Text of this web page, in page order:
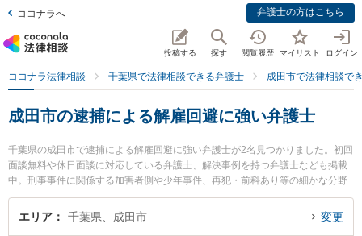
ココナラへ 弁護士の方はこちら
投稿する 探す 閲覧履歴 マイリスト ログイン
ココナラ法律相談 千葉県で法律相談できる弁護士 成田市で法律相談で
成田市の逮捕による解雇回避に強い弁護士
千葉県の成田市で逮捕による解雇回避に強い弁護士が2名見つかりました。初回
面談無料や休日面談に対応している弁護士、解決事例を持つ弁護士なども掲載
中。刑事事件に関係する加害者側や少年事件、再犯・前科あり等の細かな分野
での絞り込み検索もでき便利です。特にベリーベスト法律事務所 成田オフィス
の森 克浩弁護士や弁護士法人心 成田法律事務所の松井 大幸弁護士のプロフィ
エリア 千葉県、成田市 変更